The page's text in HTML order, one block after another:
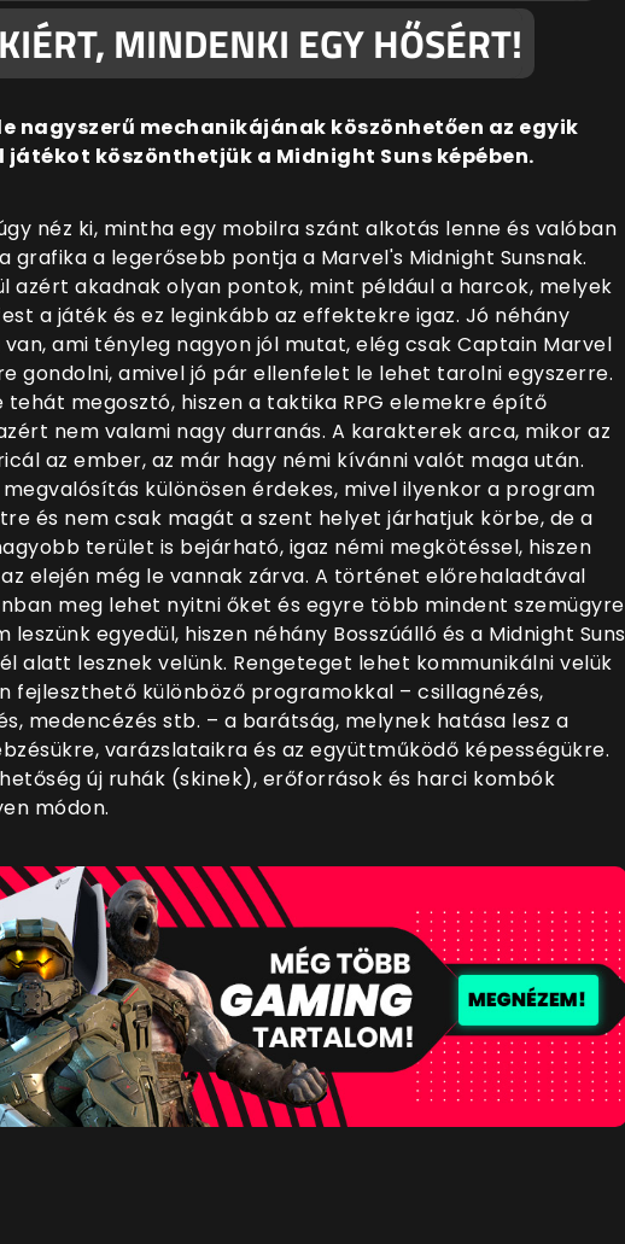
MINDENKI EGY HŐSÉRT!
nagyszerű mechanikájának köszönhetően az egyik
játékot köszönthetjük a Midnight Suns képében.
néz ki, mintha egy mobilra szánt alkotás lenne és valóban
grafika a legerősebb pontja a Marvel's Midnight Sunsnak.
azért akadnak olyan pontok, mint például a harcok, melyek
a játék és ez leginkább az effektekre igaz. Jó néhány
ami tényleg nagyon jól mutat, elég csak Captain Marvel
gondolni, amivel jó pár ellenfelet le lehet tarolni egyszerre.
tehát megosztó, hiszen a taktika RPG elemekre építő
nem valami nagy durranás. A karakterek arca, mikor az
az ember, az már hagy némi kívánni valót maga után.
különösen érdekes, mivel ilyenkor a program
és nem csak magát a szent helyet járhatjuk körbe, de a
terület is bejárható, igaz némi megkötéssel, hiszen
elején még le vannak zárva. A történet előrehaladtával
meg lehet nyitni őket és egyre több mindent szemügyre
leszünk egyedül, hiszen néhány Bosszúálló és a Midnight Suns
alatt lesznek velünk. Rengeteget lehet kommunikálni velük
fejleszthető különböző programokkal – csillagnézés,
medencézés stb. – a barátság, melynek hatása lesz a
varázslataikra és az együttműködő képességükre.
új ruhák (skinek), erőforrások és harci kombók
módon.